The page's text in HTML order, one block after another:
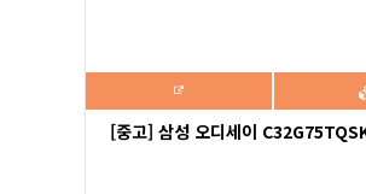
[중고] 삼성 오디세이